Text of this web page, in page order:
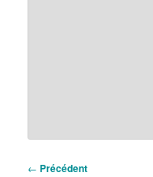
Navigation
← Précédent